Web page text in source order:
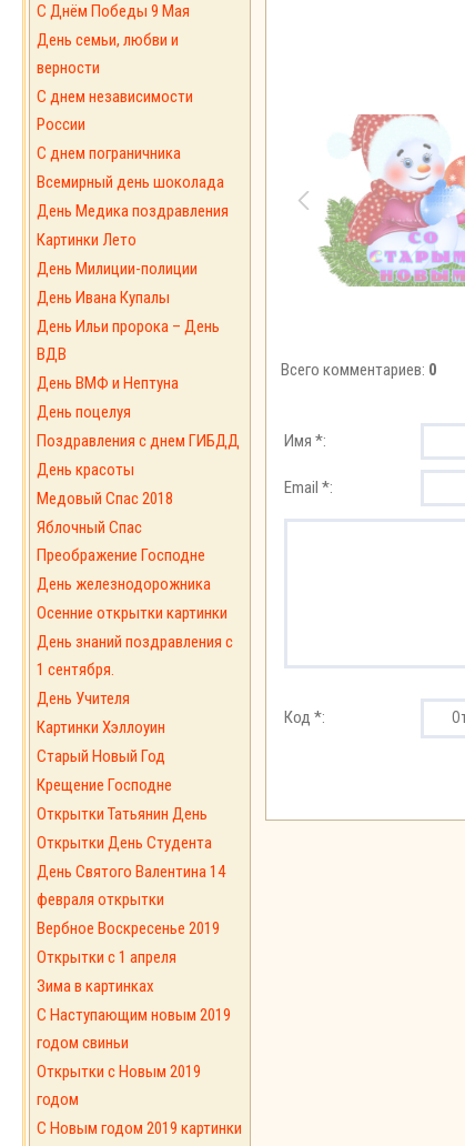
С Днём Победы 9 Мая
День семьи, любви и
верности
С днем независимости
России
С днем пограничника
Всемирный день шоколада
День Медика поздравления
Картинки Лето
День Милиции-полиции
День Ивана Купалы
День Ильи пророка – День
ВДВ
День ВМФ и Нептуна
День поцелуя
Поздравления с днем ГИБДД
День красоты
Медовый Спас 2018
Яблочный Спас
Преображение Господне
День железнодорожника
Осенние открытки картинки
День знаний поздравления с
1 сентября.
День Учителя
Картинки Хэллоуин
Старый Новый Год
Крещение Господне
Открытки Татьянин День
Открытки День Студента
День Святого Валентина 14
февраля открытки
Вербное Воскресенье 2019
Открытки с 1 апреля
Зима в картинках
С Наступающим новым 2019
годом свиньи
Открытки с Новым 2019
годом
C Новым годом 2019 картинки
Всего комментариев: 0
Имя *:
Email *:
Код *: